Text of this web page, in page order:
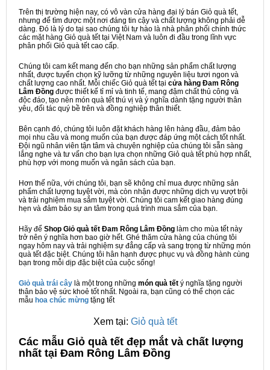
Trên thị trường hiện nay, có vô vàn cửa hàng đại lý bán Giỏ quà tết,
nhưng để tìm được một nơi đáng tin cậy và chất lượng không phải dễ
dàng. Đó là lý do tại sao chúng tôi tự hào là nhà phân phối chính thức
các mặt hàng Giỏ quà tết tại Việt Nam và luôn đi đầu trong lĩnh vực
phân phối Giỏ quà tết cao cấp.
Chúng tôi cam kết mang đến cho bạn những sản phẩm chất lượng
nhất, được tuyển chọn kỹ lưỡng từ những nguyên liệu tươi ngon và
chất lượng cao nhất. Mỗi chiếc Giỏ quà tết tại cửa hàng Đam Rông
Lâm Đồng được thiết kế tỉ mỉ và tinh tế, mang đậm chất thủ công và
độc đáo, tạo nên món quà tết thú vị và ý nghĩa dành tặng người thân
yêu, đối tác quý bề trên và đồng nghiệp thân thiết.
Bên cạnh đó, chúng tôi luôn đặt khách hàng lên hàng đầu, đảm bảo
mọi nhu cầu và mong muốn của bạn được đáp ứng một cách tốt nhất.
Đội ngũ nhân viên tận tâm và chuyên nghiệp của chúng tôi sẵn sàng
lắng nghe và tư vấn cho bạn lựa chọn những Giỏ quà tết phù hợp nhất,
phù hợp với mong muốn và ngân sách của bạn.
Hơn thế nữa, với chúng tôi, bạn sẽ không chỉ mua được những sản
phẩm chất lượng tuyệt vời, mà còn nhận được những dịch vụ vượt trội
và trải nghiệm mua sắm tuyệt vời. Chúng tôi cam kết giao hàng đúng
hẹn và đảm bảo sự an tâm trong quá trình mua sắm của bạn.
Hãy để Shop Giỏ quà tết Đam Rông Lâm Đồng làm cho mùa tết này
trở nên ý nghĩa hơn bao giờ hết. Ghé thăm cửa hàng của chúng tôi
ngay hôm nay và trải nghiệm sự đẳng cấp và sang trọng từ những món
quà tết đặc biệt. Chúng tôi hân hạnh được phục vụ và đồng hành cùng
bạn trong mỗi dịp đặc biệt của cuộc sống!
Giỏ quà trái cây là một trong những món quà tết ý nghĩa tặng người
thân bảo vệ sức khoẻ tốt nhất. Ngoài ra, bạn cũng có thể chọn các
mẫu hoa chúc mừng tặng tết
Xem tại: Giỏ quà tết
Các mẫu Giỏ quà tết đẹp mắt và chất lượng
nhất tại Đam Rông Lâm Đồng